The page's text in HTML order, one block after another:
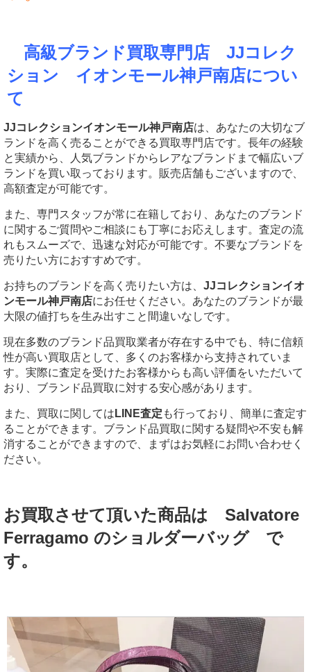
高級ブランド買取専門店 JJコレク
ション イオンモール神戸南店につい
て
JJコレクションイオンモール神戸南店は、あなたの大切なブ
ランドを高く売ることができる買取専門店です。長年の経験
と実績から、人気ブランドからレアなブランドまで幅広いブ
ランドを買い取っております。販売店舗もございますので、
高額査定が可能です。
また、専門スタッフが常に在籍しており、あなたのブランド
に関するご質問やご相談にも丁寧にお応えします。査定の流
れもスムーズで、迅速な対応が可能です。不要なブランドを
売りたい方におすすめです。
お持ちのブランドを高く売りたい方は、 JJコレクションイオ
ンモール神戸南店にお任せください。あなたのブランドが最
大限の値打ちを生み出すこと間違いなしです。
現在多数のブランド品買取業者が存在する中でも、特に信頼
性が高い買取店として、多くのお客様から支持されていま
す。実際に査定を受けたお客様からも高い評価をいただいて
おり、ブランド品買取に対する安心感があります。
また、買取に関しては LINE査定 も行っており、簡単に査定す
ることができます。ブランド品買取に関する疑問や不安も解
消することができますので、まずはお気軽にお問い合わせく
ださい。
お買取させて頂いた商品は Salvatore
Ferragamo のショルダーバッグ で
す。